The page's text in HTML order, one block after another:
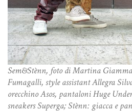
Sem&Stènn, foto di Martina
Fumagalli, style assistant Allegra
orecchino Asos, pantaloni Huge
sneakers Superga; Stènn: giacca e